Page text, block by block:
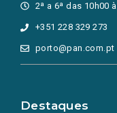
2ª a 6ª das 10h00
+351 228 329 273
porto@pan.com.pt
Destaques